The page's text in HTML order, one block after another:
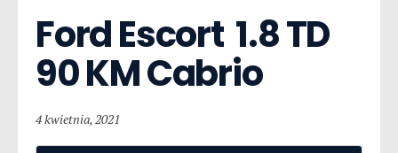
Ford Escort  1.8 TD
90 KM Cabrio
4 kwietnia, 2021